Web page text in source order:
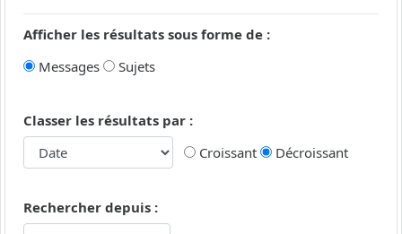
Afficher les résultats sous forme de :
Messages
Sujets
Classer les résultats par :
Croissant
Décroissant
Rechercher depuis :